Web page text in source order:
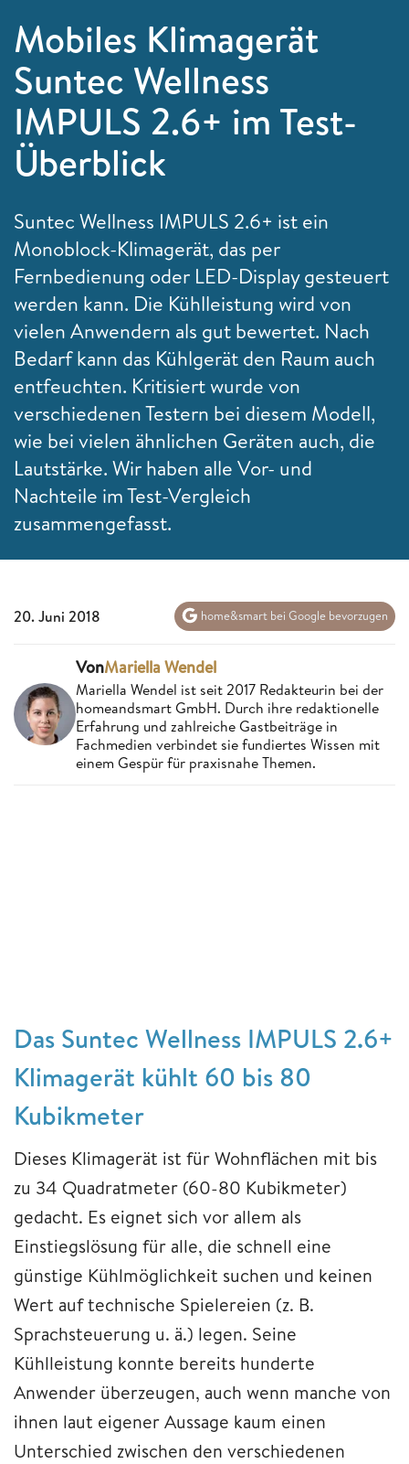
Mobiles Klimagerät
Suntec Wellness
IMPULS 2.6+ im Test-
Überblick
Suntec Wellness IMPULS 2.6+ ist ein
Monoblock-Klimagerät, das per
Fernbedienung oder LED-Display gesteuert
werden kann. Die Kühlleistung wird von
vielen Anwendern als gut bewertet. Nach
Bedarf kann das Kühlgerät den Raum auch
entfeuchten. Kritisiert wurde von
verschiedenen Testern bei diesem Modell,
wie bei vielen ähnlichen Geräten auch, die
Lautstärke. Wir haben alle Vor- und
Nachteile im Test-Vergleich
zusammengefasst.
20. Juni 2018 home&smart bei Google bevorzugen
VonMariella Wendel
Mariella Wendel ist seit 2017 Redakteurin bei der
homeandsmart GmbH. Durch ihre redaktionelle
Erfahrung und zahlreiche Gastbeiträge in
Fachmedien verbindet sie fundiertes Wissen mit
einem Gespür für praxisnahe Themen.
Das Suntec Wellness IMPULS 2.6+
Klimagerät kühlt 60 bis 80
Kubikmeter
Dieses Klimagerät ist für Wohnflächen mit bis
zu 34 Quadratmeter (60-80 Kubikmeter)
gedacht. Es eignet sich vor allem als
Einstiegslösung für alle, die schnell eine
günstige Kühlmöglichkeit suchen und keinen
Wert auf technische Spielereien (z. B.
Sprachsteuerung u. ä.) legen. Seine
Kühlleistung konnte bereits hunderte
Anwender überzeugen, auch wenn manche von
ihnen laut eigener Aussage kaum einen
Unterschied zwischen den verschiedenen